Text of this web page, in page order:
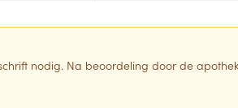
nodig. Na beoordeling door de